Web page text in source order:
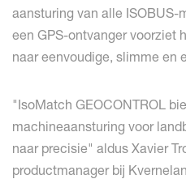
aansturing van alle
een GPS-ontvanger voorziet
naar eenvoudige, slimme en
"IsoMatch GEOCONTROL
machineaansturing voor
naar precisie" aldus Xavier
productmanager bij